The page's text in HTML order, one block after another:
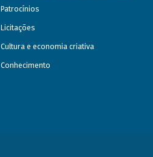
Patrocínios
Licitações
Cultura e economia criativa
Conhecimento